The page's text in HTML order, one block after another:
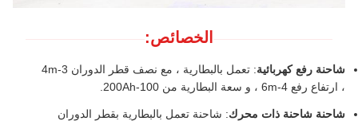
الخصائص:
شاحنة رفع كهربائية
: تعمل بالبطارية ، مع نصف قطر الدوران 3-4m
، ارتفاع رفع 4-6m ، و سعة البطارية من 100-200Ah.
شاحنة شاحنة ذات محرك: شاحنة تعمل بالبطارية بقطر الدوران